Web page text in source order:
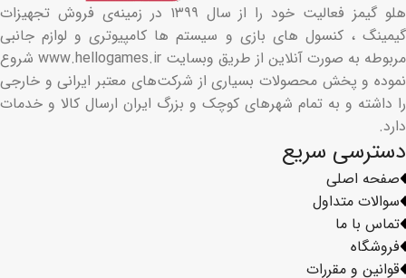
فروشگاه
قوانین و مقررات
دسترسی سریع
صفحه اصلی
سوالات متداول
تماس با ما
هلو گیمز فعالیت خود را از سال ۱۳۹۹ در زمینه‌ی فروش تجهیزات
گیمینگ ، کنسول های بازی و سیستم ها کامپیوتری و لوازم جانبی
مربوطه به صورت آنلاین از طریق وبسایت www.hellogames.ir شروع
نموده و پخش محصولات بسیاری از شرکت‌های معتبر ایرانی و خارجی
را داشته و به تمام شهرهای کوچک و بزرگ ایران ارسال کالا و خدمات
دارد.